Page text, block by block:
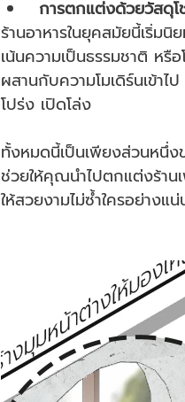
การตกแต่งด้วยวัสดุ
ร้านอาหารในยุคสมัยนี้เริ่ม
เน้นความเป็นธรรมชาติ หรื
ผสานกับความโมเดิร์นเข้า
โปร่ง เปิดโล่ง
ทั้งหมดนี้เป็นเพียงส่วนหนึ่ง
ช่วยให้คุณนำไปตกแต่งร้าน
ให้สวยงามไม่ซ้ำใครอย่างแน่